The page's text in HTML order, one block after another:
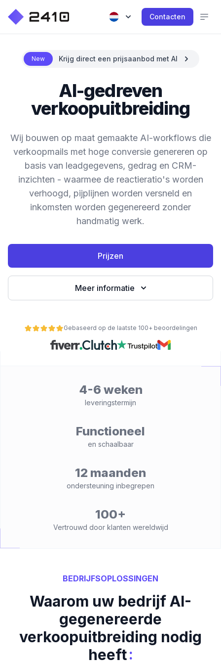
Contacten
New Krijg direct een prijsaanbod met AI
AI-gedreven
verkoopuitbreiding
Wij bouwen op maat gemaakte AI-workflows die
verkoopmails met hoge conversie genereren op
basis van leadgegevens, gedrag en CRM-
inzichten - waarmee de reactieratio's worden
verhoogd, pijplijnen worden versneld en
inkomsten worden gegenereerd zonder
handmatig werk.
Prijzen
Meer informatie
Gebaseerd op de laatste 100+ beoordelingen
4-6 weken
leveringstermijn
Functioneel
en schaalbaar
12 maanden
ondersteuning inbegrepen
100+
Vertrouwd door klanten wereldwijd
BEDRIJFSOPLOSSINGEN
Waarom uw bedrijf AI-
gegenereerde
verkoopuitbreiding nodig
heeft: